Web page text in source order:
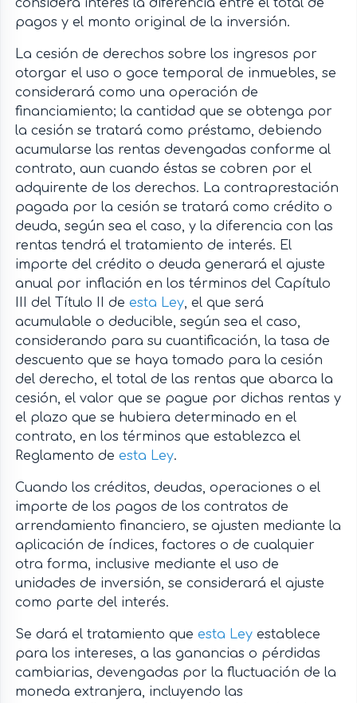
considera interés la diferencia entre el total de
pagos y el monto original de la inversión.
La cesión de derechos sobre los ingresos por
otorgar el uso o goce temporal de inmuebles, se
considerará como una operación de
financiamiento; la cantidad que se obtenga por
la cesión se tratará como préstamo, debiendo
acumularse las rentas devengadas conforme al
contrato, aun cuando éstas se cobren por el
adquirente de los derechos. La contraprestación
pagada por la cesión se tratará como crédito o
deuda, según sea el caso, y la diferencia con las
rentas tendrá el tratamiento de interés. El
importe del crédito o deuda generará el ajuste
anual por inflación en los términos del Capítulo
III del Título II de esta Ley, el que será
acumulable o deducible, según sea el caso,
considerando para su cuantificación, la tasa de
descuento que se haya tomado para la cesión
del derecho, el total de las rentas que abarca la
cesión, el valor que se pague por dichas rentas y
el plazo que se hubiera determinado en el
contrato, en los términos que establezca el
Reglamento de esta Ley.
Cuando los créditos, deudas, operaciones o el
importe de los pagos de los contratos de
arrendamiento financiero, se ajusten mediante la
aplicación de índices, factores o de cualquier
otra forma, inclusive mediante el uso de
unidades de inversión, se considerará el ajuste
como parte del interés.
Se dará el tratamiento que esta Leyestablece
para los intereses, a las ganancias o pérdidas
cambiarias, devengadas por la fluctuación de la
moneda extranjera, incluyendo las